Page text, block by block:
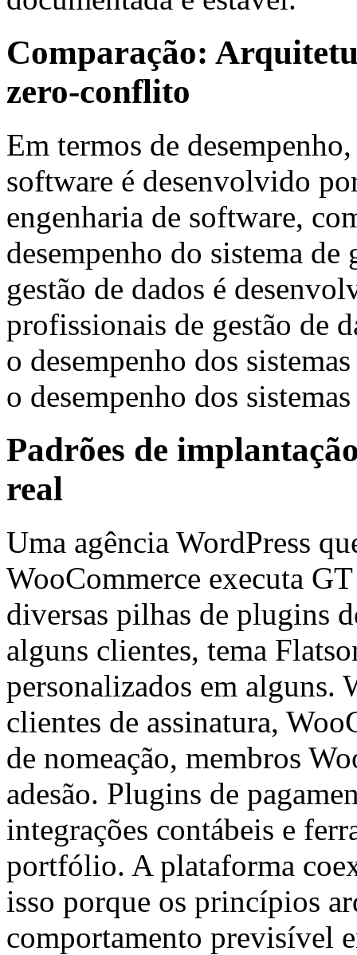
Comparação:
zero-conflito
Em termos de
software é desenvolvido
engenharia de software,
desempenho do sistema de
gestão de dados é
profissionais de gestão de
o desempenho dos
o desempenho dos
Padrões de
real
Uma agência WordPress
WooCommerce executa
diversas pilhas de plugins
alguns clientes, tema
personalizados em alguns.
clientes de assinatura,
de nomeação, membros
adesão. Plugins de
integrações contábeis e
portfólio. A plataforma
isso porque os princípios
comportamento previsível